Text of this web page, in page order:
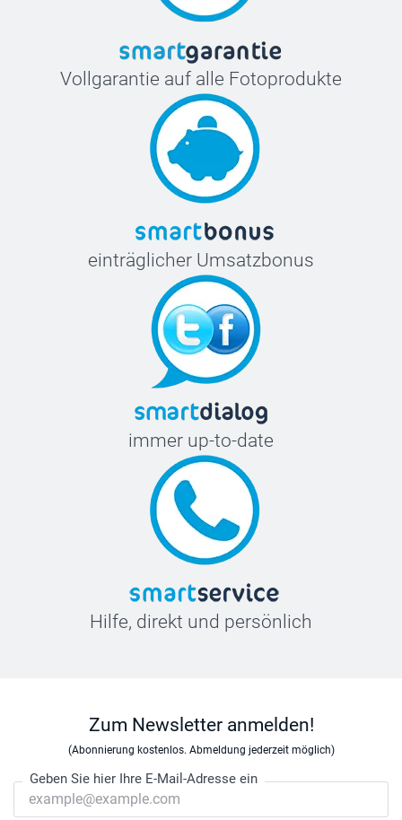
Vollgarantie auf alle Fotoprodukte
einträglicher Umsatzbonus
immer up-to-date
Hilfe, direkt und persönlich
Zum Newsletter anmelden!
(Abonnierung kostenlos. Abmeldung jederzeit möglich)
Geben Sie hier Ihre E-Mail-Adresse ein